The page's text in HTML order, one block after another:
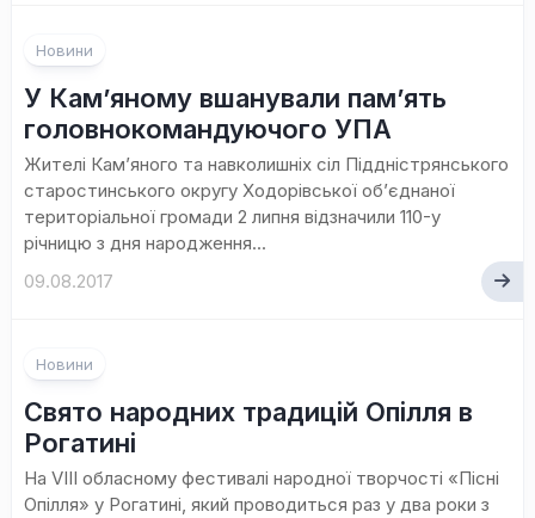
Новини
У Кам’яному вшанували пам’ять
головнокомандуючого УПА
Жителі Кам’яного та навколишніх сіл Піддністрянського
старостинського округу Ходорівської об’єднаної
територіальної громади 2 липня відзначили 110-у
річницю з дня народження...
09.08.2017
Новини
Свято народних традицій Опілля в
Рогатині
На VIII обласному фестивалі народної творчості «Пісні
Опілля» у Рогатині, який проводиться раз у два роки з